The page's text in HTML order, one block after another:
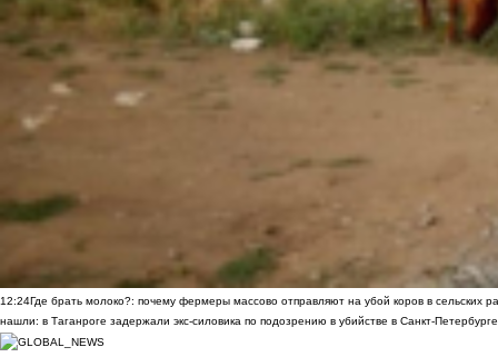
12:24Где брать молоко?: почему фермеры массово отправляют на убой коров в сельских
нашли: в Таганроге задержали экс-силовика по подозрению в убийстве в Санкт-Петербурге